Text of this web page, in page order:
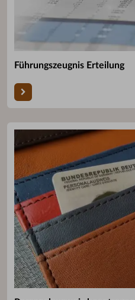
Führungszeugnis Erteilung